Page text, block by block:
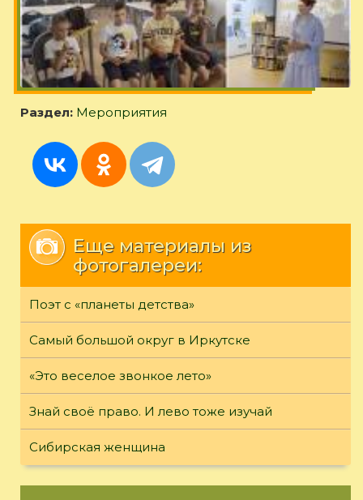
Раздел: Мероприятия
Еще материалы из
фотогалереи:
Поэт с «планеты детства»
Самый большой округ в Иркутске
«Это веселое звонкое лето»
Знай своё право. И лево тоже изучай
Сибирская женщина